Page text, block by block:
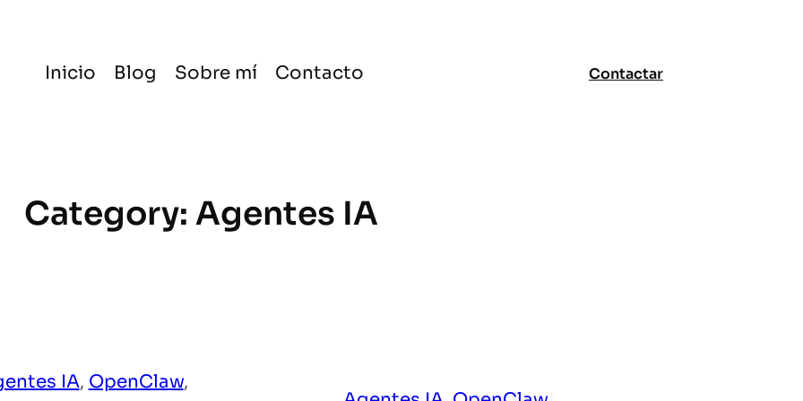
Inicio Blog Sobre mí Contacto Contactar
Category: Agentes IA
IA, OpenClaw